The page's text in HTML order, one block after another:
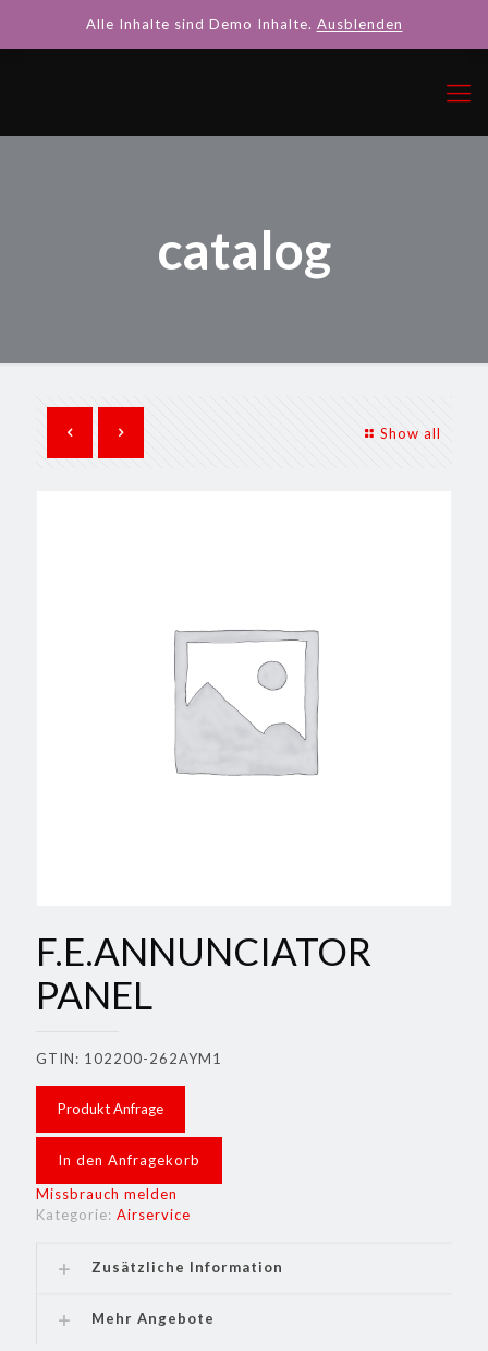
catalog
Show all
F.E.ANNUNCIATOR
PANEL
GTIN: 102200-262AYM1
Produkt Anfrage
In den Anfragekorb
Missbrauch melden
Kategorie: Airservice
Zusätzliche Information
Mehr Angebote
Alle Inhalte sind Demo Inhalte. Ausblenden